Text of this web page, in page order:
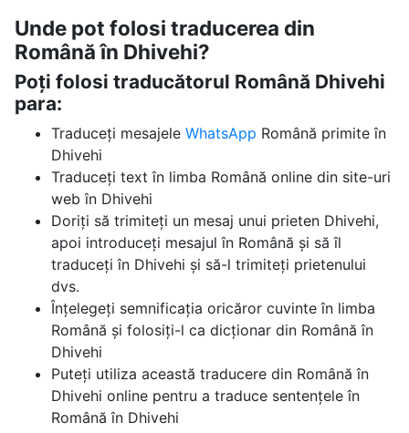
Unde pot folosi traducerea din
Română în Dhivehi?
Poți folosi traducătorul Română Dhivehi
para:
Traduceți mesajele WhatsApp Română primite în
Dhivehi
Traduceți text în limba Română online din site-uri
web în Dhivehi
Doriți să trimiteți un mesaj unui prieten Dhivehi,
apoi introduceți mesajul în Română și să îl
traduceți în Dhivehi și să-l trimiteți prietenului
dvs.
Înțelegeți semnificația oricăror cuvinte în limba
Română și folosiți-l ca dicționar din Română în
Dhivehi
Puteți utiliza această traducere din Română în
Dhivehi online pentru a traduce sentențele în
Română în Dhivehi